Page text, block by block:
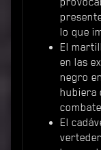
lo que
El
en las
negro
hubiera
El